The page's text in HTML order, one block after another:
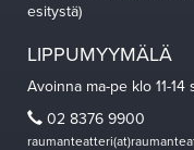
esitystä)
LIPPUMYYMÄLÄ
Avoinna ma-pe klo 11-
02 8376 9900